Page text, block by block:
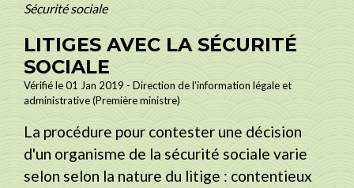
Sécurité sociale
LITIGES AVEC LA SÉCURITÉ
SOCIALE
Vérifié le 01 Jan 2019 - Direction de l'information légale et
administrative (Première ministre)
La procédure pour contester une décision
d'un organisme de la sécurité sociale varie
selon selon la nature du litige : contentieux